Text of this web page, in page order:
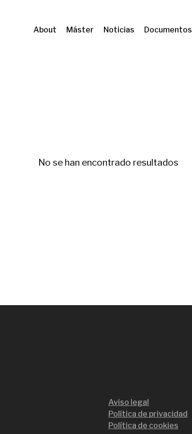
About Máster Noticias Documentos
No se han encontrado resultados
Aviso legal
Política de privacidad
Política de cookies